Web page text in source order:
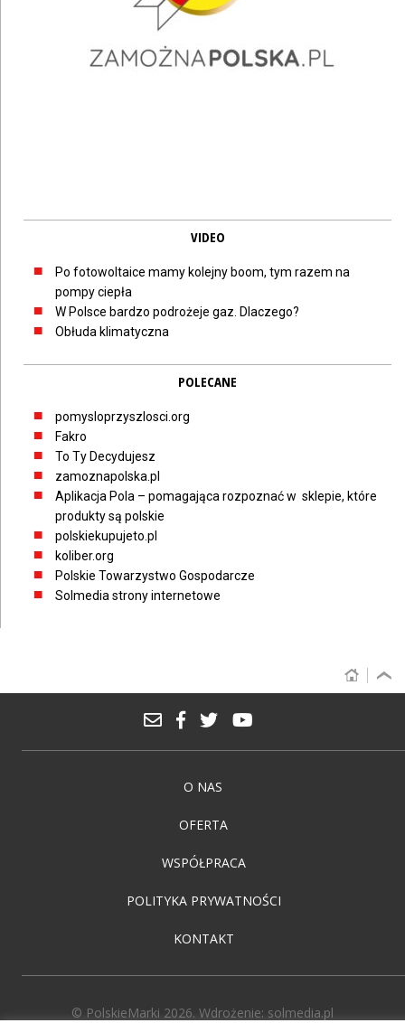
VIDEO
Po fotowoltaice mamy kolejny boom, tym razem na
pompy ciepła
W Polsce bardzo podrożeje gaz. Dlaczego?
Obłuda klimatyczna
POLECANE
pomysloprzyszlosci.org
Fakro
To Ty Decydujesz
zamoznapolska.pl
Aplikacja Pola – pomagająca rozpoznać w sklepie, które
produkty są polskie
polskiekupujeto.pl
koliber.org
Polskie Towarzystwo Gospodarcze
Solmedia strony internetowe
O NAS
OFERTA
WSPÓŁPRACA
POLITYKA PRYWATNOŚCI
KONTAKT
© PolskieMarki 2026. Wdrożenie: solmedia.pl